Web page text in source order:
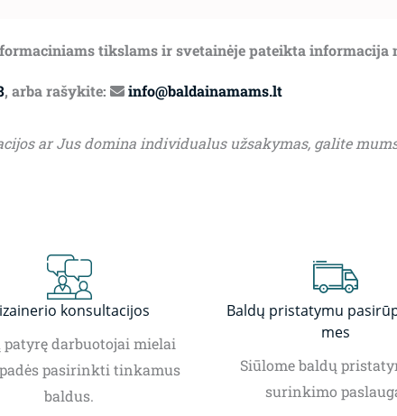
tikslams ir svetainėje pateikta informacija
, arba rašykite: info@baldainamams.lt
ar Jus domina individualus užsakymas, galite
konsultacijos
patyrę darbuotojai mielai
pasirinkti tinkamus
baldus.
Baldų pristatymu
mes
Siūlome baldų
surinkimo